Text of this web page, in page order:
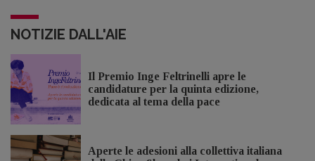
NOTIZIE DALL'AIE
Il Premio Inge Feltrinelli apre le
candidature per la quinta edizione,
dedicata al tema della pace
Aperte le adesioni alla collettiva italiana